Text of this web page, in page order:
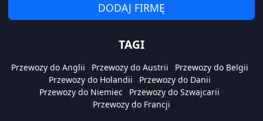
DODAJ FIRMĘ
TAGI
Przewozy do Anglii Przewozy do Austrii
Przewozy do Belgii
Przewozy do Holandii
Przewozy do Danii
Przewozy do Niemiec
Przewozy do Szwajcarii
Przewozy do Francji